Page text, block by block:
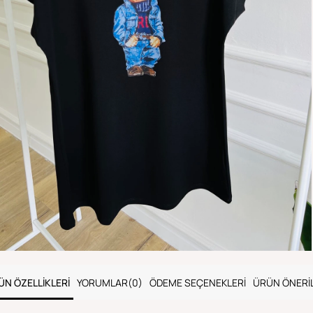
ÖZELLIKLERI YORUMLAR(0) ÖDEME SEÇENEKLERI ÜRÜN